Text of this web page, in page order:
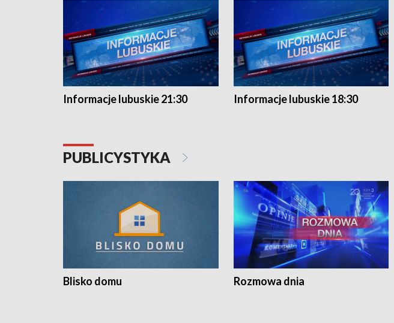
Informacje lubuskie 21:30 Informacje lubuskie 18:30
PUBLICYSTYKA
Blisko domu Rozmowa dnia